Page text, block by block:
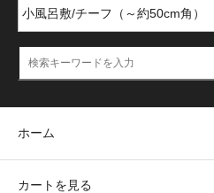
ホーム
カートを見る